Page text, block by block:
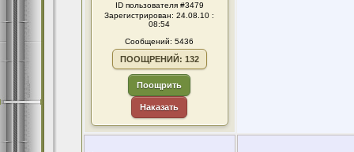
ID пользователя #3479
Зарегистрирован: 24.08.10 :
08:54
Сообщений: 5436
ПООЩРЕНИЙ: 132
Поощрить
Наказать